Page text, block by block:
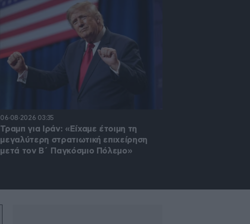
06·08·2026 03:35
Τραμπ για Ιράν: «Είχαμε έτοιμη τη
μεγαλύτερη στρατιωτική επιχείρηση
μετά τον Β΄ Παγκόσμιο Πόλεμο»